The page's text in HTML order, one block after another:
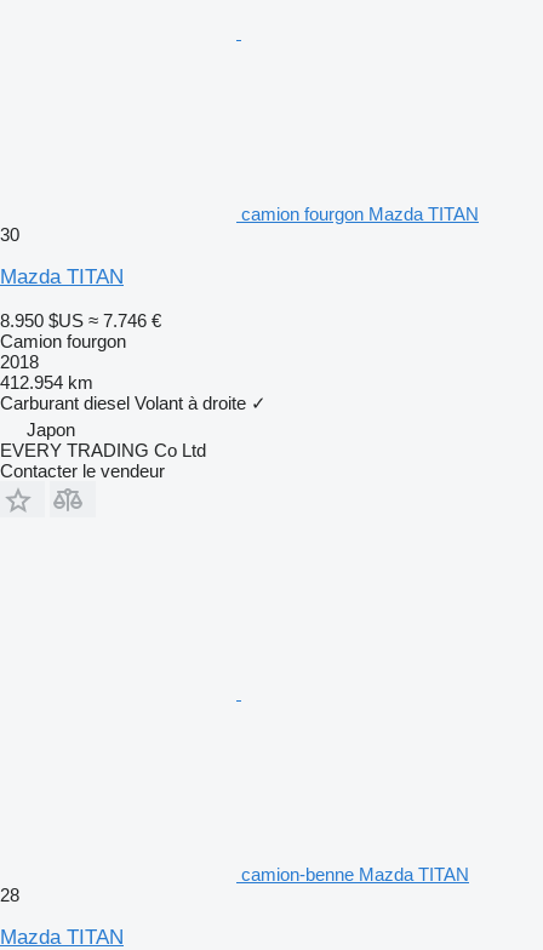
camion fourgon Mazda TITAN
30
Mazda TITAN
8.950 $US ≈ 7.746 €
Camion fourgon
2018
412.954 km
Carburant diesel Volant à droite ✓
Japon
EVERY TRADING Co Ltd
Contacter le vendeur
camion-benne Mazda TITAN
28
Mazda TITAN